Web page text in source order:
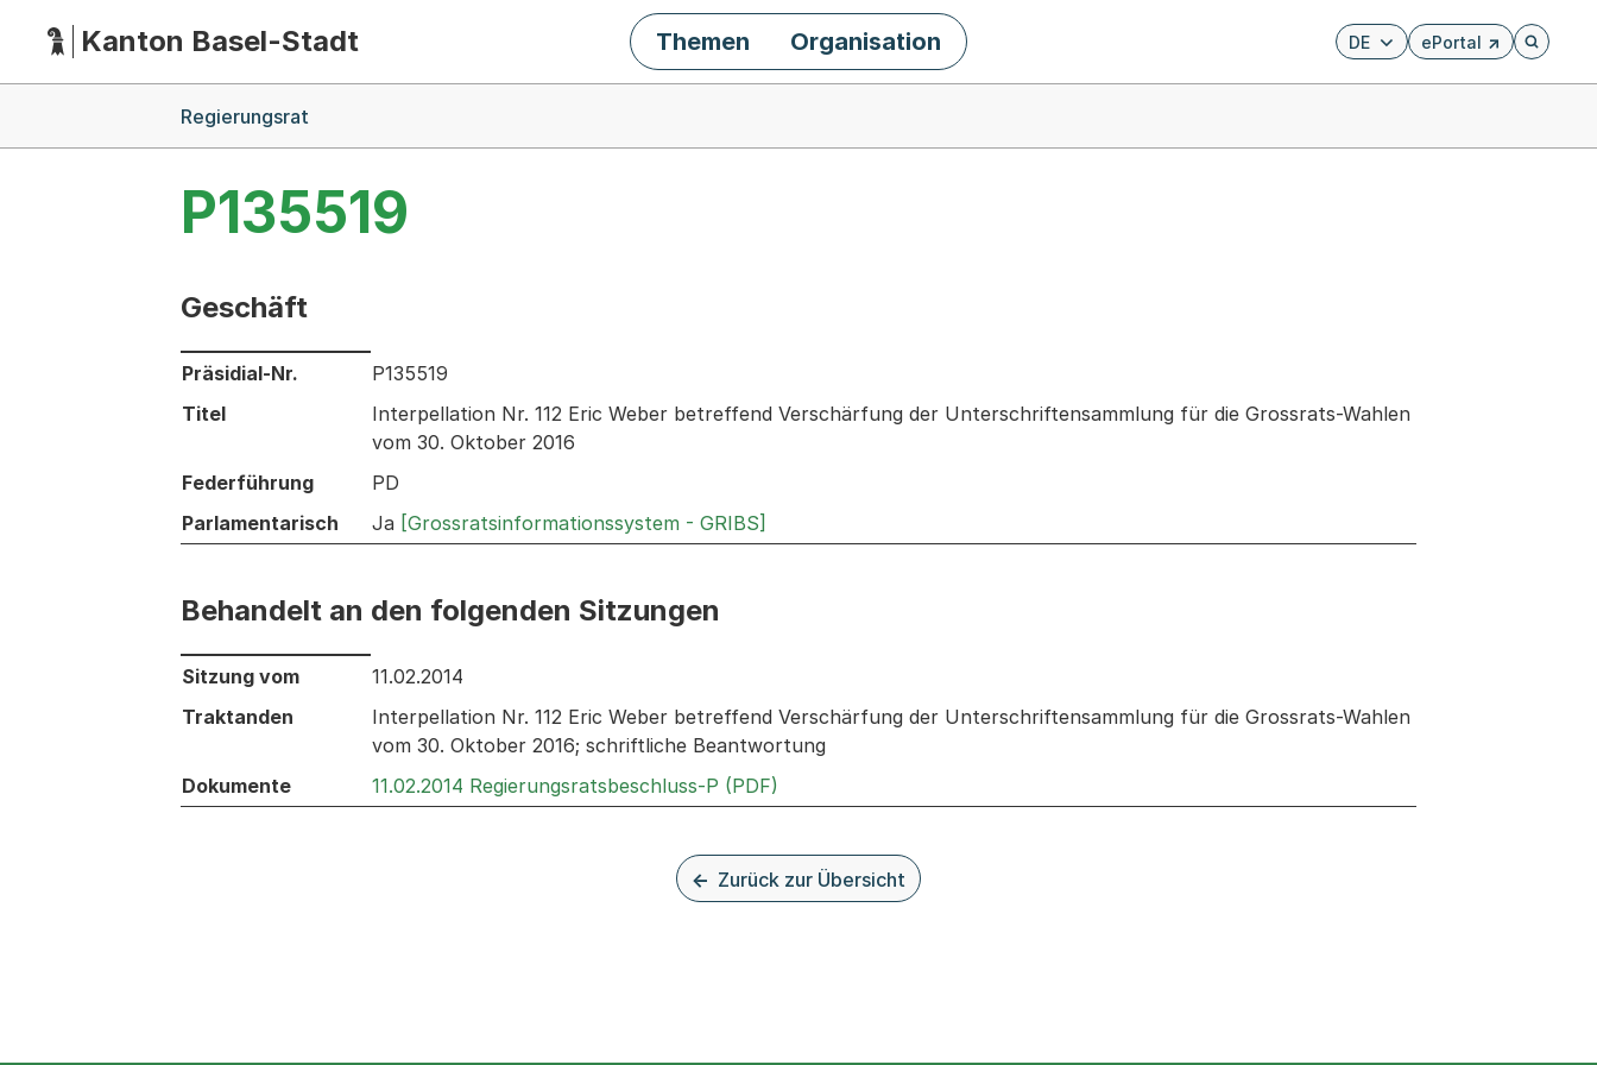
HauptnavigationKanton Basel-Stadt DE ePortal
Externer Link, wird in
Öffnet
Themen Organisation
Regierungsrat
P135519
Geschäft
Informationen zum Ausgewählten Geschäft
Präsidial-Nr.
P135519
Titel
Interpellation Nr. 112 Eric Weber betreffend Verschärfung der Unterschriftensammlung für die Grossrats-Wahlen
vom 30. Oktober 2016
Federführung
PD
Parlamentarisch
Ja [Grossratsinformationssystem - GRIBS]
Behandelt an den folgenden Sitzungen
Behandelt an den folgenden Sitzungen: Informationen zu den Sitzungen zum Geschäft
Sitzung vom
11.02.2014
Traktanden
Interpellation Nr. 112 Eric Weber betreffend Verschärfung der Unterschriftensammlung für die Grossrats-Wahlen
vom 30. Oktober 2016; schriftliche Beantwortung
Dokumente
11.02.2014 Regierungsratsbeschluss-P (PDF)
Zurück zur Übersicht